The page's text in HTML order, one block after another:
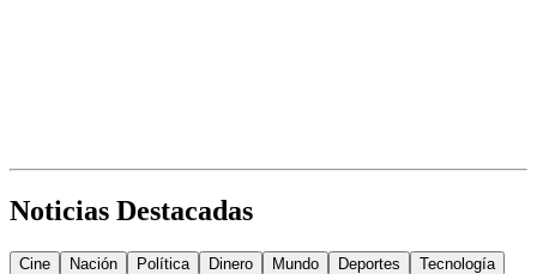
Noticias Destacadas
Cine Nación Política Dinero Mundo Deportes
Tecnología